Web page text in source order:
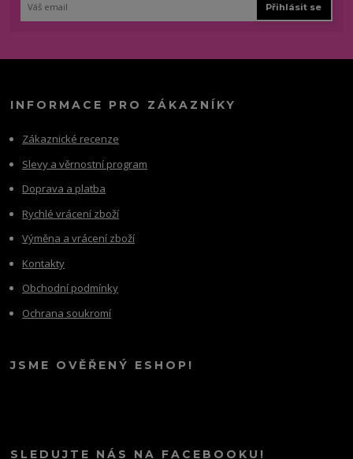
Přihlásit se
INFORMACE PRO ZÁKAZNÍKY
Zákaznické recenze
Slevy a věrnostní program
Doprava a platba
Rychlé vrácení zboží
Výměna a vrácení zboží
Kontakty
Obchodní podmínky
Ochrana soukromí
JSME OVĚŘENÝ ESHOP!
SLEDUJTE NÁS NA FACEBOOKU!